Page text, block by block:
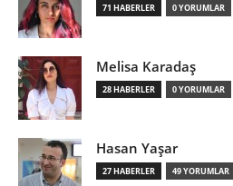
71 HABERLER 0 YORUMLAR
Melisa Karadaş
28 HABERLER 0 YORUMLAR
Hasan Yaşar
27 HABERLER 49 YORUMLAR